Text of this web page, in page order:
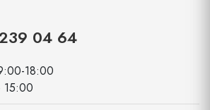
04 64
18:00
15:00